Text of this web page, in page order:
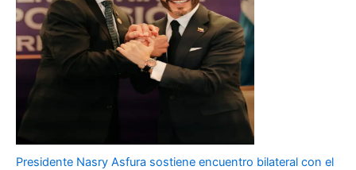
Presidente Nasry Asfura sostiene encuentro bilateral con el